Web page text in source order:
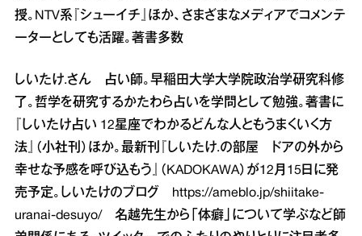
授。NTV系『シューイチ』ほか、さまざまなメディアでコメンテ
ーターとしても活躍。著書多数
しいたけ.さん 占い師。早稲田大学大学院政治学研究科修
了。哲学を研究するかたわら占いを学問として勉強。著書に
『しいたけ占い 12星座でわかるどんな人ともうまくいく方
法』（小社刊）ほか。最新刊『しいたけ.の部屋 ドアの外から
幸せな予感を呼び込もう』（KADOKAWA）が12月15日に発
売予定。しいたけのブログ
https://ameblo.jp/shiitake-
uranai-desuyo/ 名越先生から「体癖」について学ぶなど師